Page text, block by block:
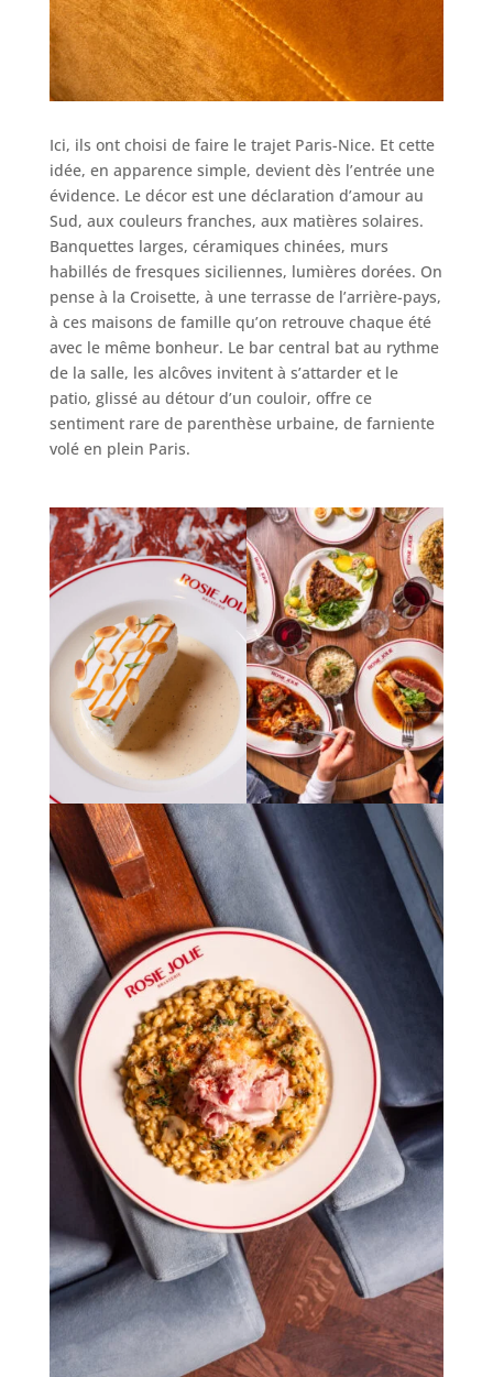
Ici, ils ont choisi de faire le trajet Paris-Nice. Et cette
idée, en apparence simple, devient dès l’entrée une
évidence. Le décor est une déclaration d’amour au
Sud, aux couleurs franches, aux matières solaires.
Banquettes larges, céramiques chinées, murs
habillés de fresques siciliennes, lumières dorées. On
pense à la Croisette, à une terrasse de l’arrière-pays,
à ces maisons de famille qu’on retrouve chaque été
avec le même bonheur. Le bar central bat au rythme
de la salle, les alcôves invitent à s’attarder et le
patio, glissé au détour d’un couloir, offre ce
sentiment rare de parenthèse urbaine, de farniente
volé en plein Paris.